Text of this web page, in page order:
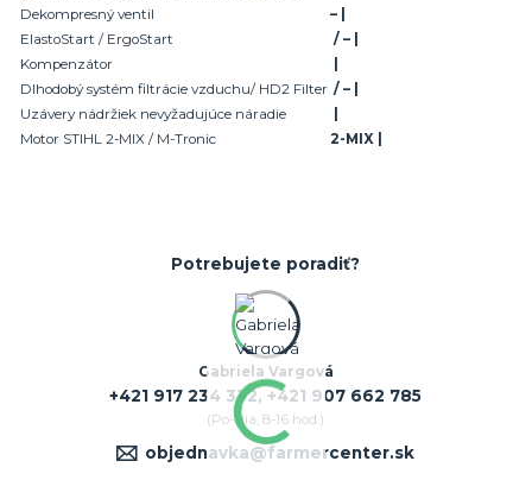
Dekompresný ventil
– |
ElastoStart / ErgoStart
/ – |
Kompenzátor
Dlhodobý systém filtrácie vzduchu/ HD2 Filter / – |
Uzávery nádržiek nevyžadujúce náradie
Motor STIHL 2-MIX / M-Tronic
2-MIX |
Potrebujete poradiť?
Gabriela Vargová
+421 917 234 332, +421 907 662 785
(Po-Pia, 8-16 hod.)
objednavka@farmercenter.sk